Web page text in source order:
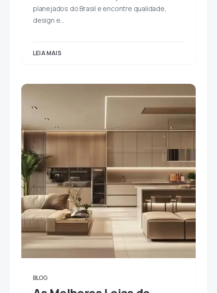
planejados do Brasil e encontre qualidade,
design e…
LEIA MAIS
BLOG